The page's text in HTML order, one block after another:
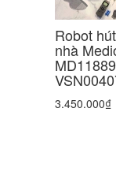
Robot
nhà
3.450.000₫